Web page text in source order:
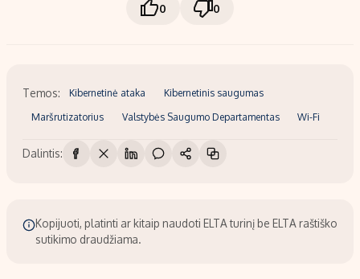
0 0
Temos: Kibernetinė ataka Kibernetinis saugumas
Maršrutizatorius Valstybės Saugumo Departamentas Wi-Fi
Dalintis:
Kopijuoti, platinti ar kitaip naudoti ELTA turinį be ELTA raštiško
sutikimo draudžiama.